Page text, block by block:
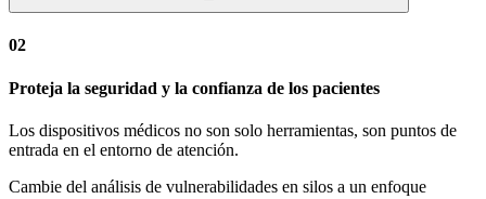
02
Proteja la seguridad y la confianza de los pacientes
Los dispositivos médicos no son solo herramientas, son puntos de
entrada en el entorno de atención.
Cambie del análisis de vulnerabilidades en silos a un enfoque